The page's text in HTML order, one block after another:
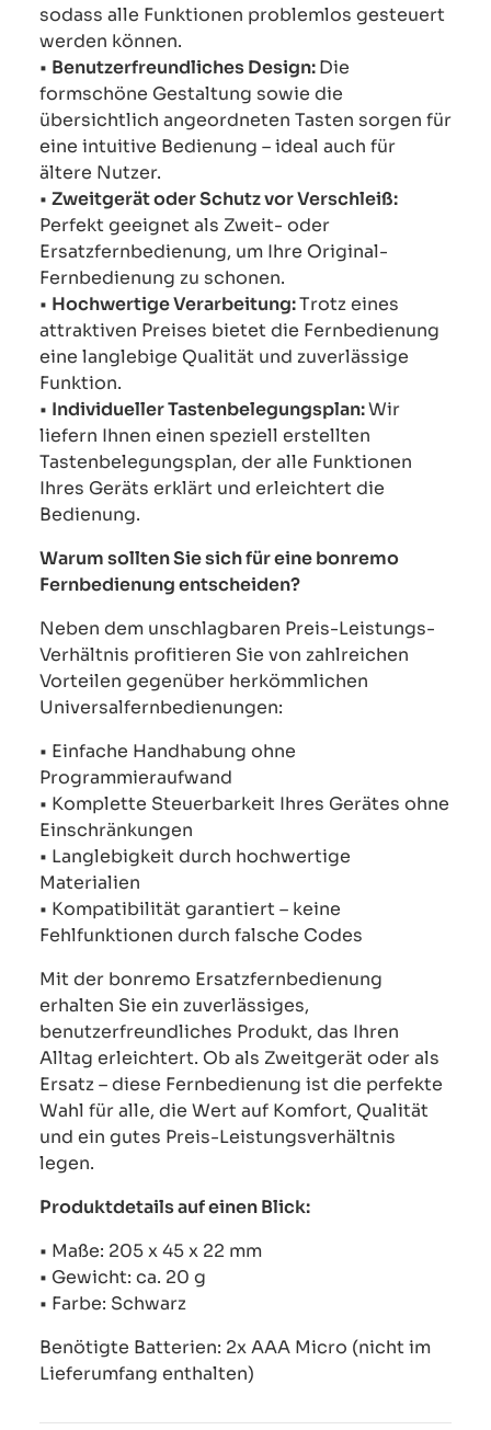
sodass alle Funktionen problemlos gesteuert
werden können.
• Benutzerfreundliches Design:Die
formschöne Gestaltung sowie die
übersichtlich angeordneten Tasten sorgen für
eine intuitive Bedienung – ideal auch für
ältere Nutzer.
• Zweitgerät oder Schutz vor Verschleiß:
Perfekt geeignet als Zweit- oder
Ersatzfernbedienung, um Ihre Original-
Fernbedienung zu schonen.
• Hochwertige Verarbeitung:Trotz eines
attraktiven Preises bietet die Fernbedienung
eine langlebige Qualität und zuverlässige
Funktion.
• Individueller Tastenbelegungsplan:Wir
liefern Ihnen einen speziell erstellten
Tastenbelegungsplan, der alle Funktionen
Ihres Geräts erklärt und erleichtert die
Bedienung.
Warum sollten Sie sich für eine bonremo
Fernbedienung entscheiden?
Neben dem unschlagbaren Preis-Leistungs-
Verhältnis profitieren Sie von zahlreichen
Vorteilen gegenüber herkömmlichen
Universalfernbedienungen:
• Einfache Handhabung ohne
Programmieraufwand
• Komplette Steuerbarkeit Ihres Gerätes ohne
Einschränkungen
• Langlebigkeit durch hochwertige
Materialien
• Kompatibilität garantiert – keine
Fehlfunktionen durch falsche Codes
Mit der bonremo Ersatzfernbedienung
erhalten Sie ein zuverlässiges,
benutzerfreundliches Produkt, das Ihren
Alltag erleichtert. Ob als Zweitgerät oder als
Ersatz – diese Fernbedienung ist die perfekte
Wahl für alle, die Wert auf Komfort, Qualität
und ein gutes Preis-Leistungsverhältnis
legen.
Produktdetails auf einen Blick:
• Maße: 205 x 45 x 22 mm
• Gewicht: ca. 20 g
• Farbe: Schwarz
Benötigte Batterien: 2x AAA Micro (nicht im
Lieferumfang enthalten)